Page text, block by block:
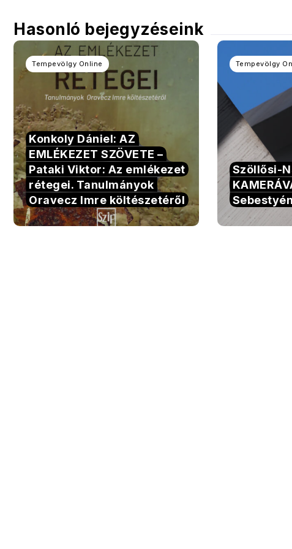
Hasonló bejegyzéseink
Tempevölgy Online
Konkoly Dániel: AZ
EMLÉKEZET SZÖVETE –
Pataki Viktor: Az emlékezet
rétegei. Tanulmányok
Oravecz Imre költészetéről
Tempevölgy
Szöllősi-